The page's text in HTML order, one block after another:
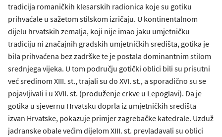
tradicija romaničkih klesarskih radionica koje su gotiku
prihvaćale u sažetom stilskom izričaju. U kontinentalnom
dijelu hrvatskih zemalja, koji nije imao jaku umjetničku
tradiciju ni značajnih gradskih umjetničkih središta, gotika je
bila prihvaćena bez zadrške te je postala dominantnim stilom
srednjega vijeka. U tom području gotički oblici bili su prisutni
već sredinom XIII. st., trajali su do XVI. st., a sporadično su se
pojavljivali i u XVII. st. (produženje crkve u Lepoglavi). Da je
gotika u sjevernu Hrvatsku doprla iz umjetničkih središta
izvan Hrvatske, pokazuje primjer zagrebačke katedrale. Uzduž
jadranske obale većim dijelom XIII. st. prevladavali su oblici